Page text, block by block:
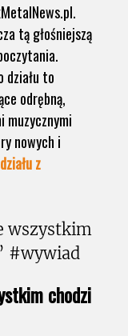
tą głośniejszą
to
odrębną,
muzycznymi
nowych i
z
chodzi